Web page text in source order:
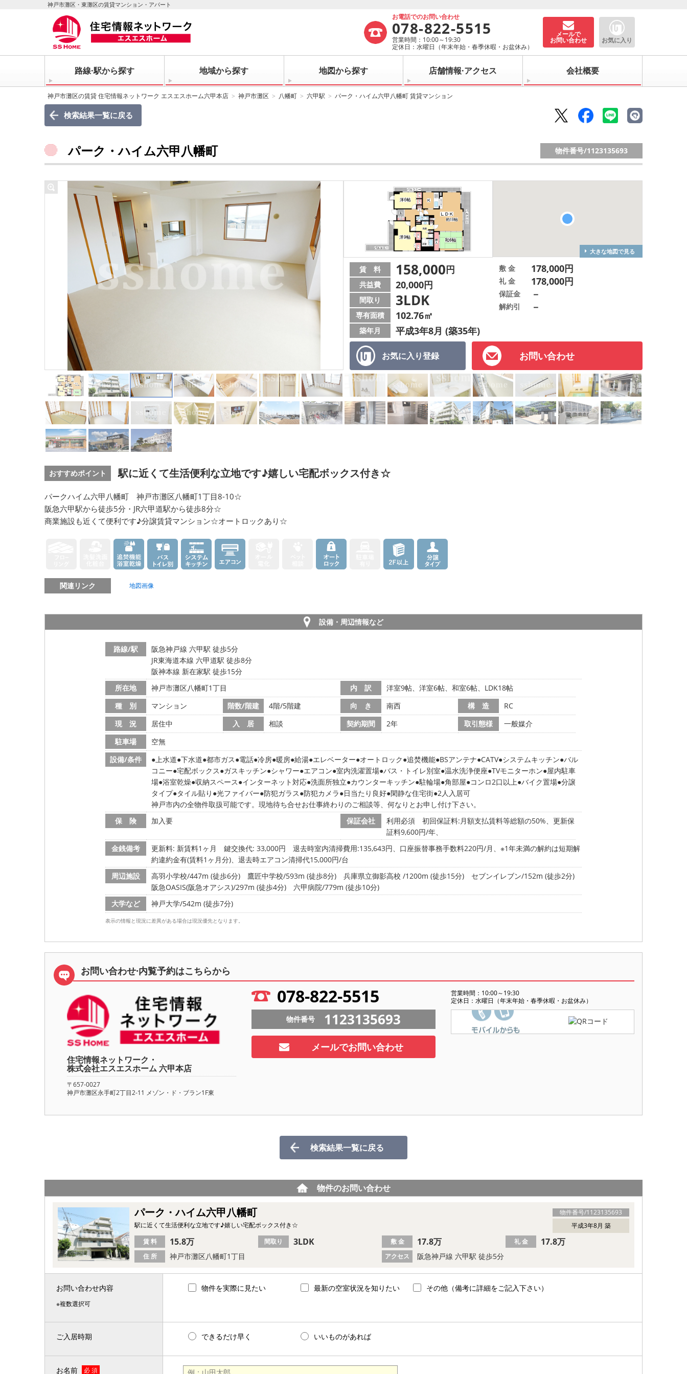
神戸市灘区・東灘区の賃貸マンション・アパート
お電話でのお問い合わせ
078-822-5515
営業時間：10:00～19:30
定休日：水曜日（年末年始・春季休暇・お盆休み）
メールで
お問い合わせ お気に入り
路線·駅から探す 地域から探す 地図から探す 店舗情報·アクセス 会社概要
神戸市灘区の賃貸 住宅情報ネットワーク エスエスホーム六甲本店 神戸市灘区 八幡町 六甲駅 パーク・ハイム六甲八幡町 賃貸マンション
検索結果一覧に戻る
パーク・ハイム六甲八幡町 物件番号/1123135693
大きな地図で見る
お気に入り登録 お問い合わせ
賃 料 158,000円
共益費 20,000円
間取り 3LDK
専有面積 102.76㎡
築年月 平成3年8月 (築35年)
敷 金 178,000円
礼 金 178,000円
保証金 －
解約引 －
おすすめポイント 駅に近くて生活便利な立地です♪嬉しい宅配ボックス付き☆
パークハイム六甲八幡町 神戸市灘区八幡町1丁目8-10☆
阪急六甲駅から徒歩5分・JR六甲道駅から徒歩8分☆
商業施設も近くて便利です♪分譲賃貸マンション☆オートロックあり☆
関連リンク 地図画像
設備・周辺情報など
路線/駅
阪急神戸線 六甲駅 徒歩5分
JR東海道本線 六甲道駅 徒歩8分
阪神本線 新在家駅 徒歩15分
所在地
神戸市灘区八幡町1丁目 内 訳
洋室9帖、洋室6帖、和室6帖、LDK18帖
種 別
マンション 階数/階建 4階/5階建 向 き 南西 構 造
RC
現 況
居住中 入 居 相談 契約期間 2年 取引態様
一般媒介
駐車場
空無
設備/条件
上水道 下水道 都市ガス 電話 冷房 暖房 給湯 エレベーター オートロック 追焚機能 BSアンテナ CATV システムキッチン バル
コニー 宅配ボックス ガスキッチン シャワー エアコン 室内洗濯置場 バス・トイレ別室 温水洗浄便座 TVモニターホン 屋内駐車
場 浴室乾燥 収納スペース インターネット対応 洗面所独立 カウンターキッチン 駐輪場 角部屋 コンロ2口以上 バイク置場 分譲
タイプ タイル貼り 光ファイバー 防犯ガラス 防犯カメラ 日当たり良好 閑静な住宅街 2人入居可
神戸市内の全物件取扱可能です。現地待ち合せお仕事終わりのご相談等、何なりとお申し付け下さい。
保 険
加入要 保証会社
利用必須 初回保証料:月額支払賃料等総額の50%、更新保
証料9,600円/年、
金銭備考
更新料: 新賃料1ヶ月 鍵交換代: 33,000円
退去時室内清掃費用:135,643円、口座振替事務手数料220円/月、※1年未満の解約は短期解
約違約金有(賃料1ヶ月分)、退去時エアコン清掃代15,000円/台
周辺施設
高羽小学校/447m (徒歩6分) 鷹匠中学校/593m (徒歩8分) 兵庫県立御影高校 /1200m (徒歩15分)
セブンイレブン/152m (徒歩2分)
阪急OASIS(阪急オアシス)/297m (徒歩4分)
六甲病院/779m (徒歩10分)
大学など
神戸大学/542m (徒歩7分)
表示の情報と現況に差異がある場合は現況優先となります。
お問い合わせ·内覧予約はこちらから
住宅情報ネットワーク・
株式会社エスエスホーム 六甲本店
〒657-0027
神戸市灘区永手町2丁目2-11 メゾン・ド・ブラン1F東
078-822-5515
営業時間：10:00～19:30
定休日：水曜日（年末年始・春季休暇・お盆休み）
物件番号 1123135693
メールでお問い合わせ
検索結果一覧に戻る
物件のお問い合わせ
物件番号/1123135693
パーク・ハイム六甲八幡町
平成3年8月 築
駅に近くて生活便利な立地です♪嬉しい宅配ボックス付き☆
住 所 神戸市灘区八幡町1丁目 アクセス 阪急神戸線 六甲駅 徒歩5分
賃 料 15.8万 間取り 3LDK 敷 金 17.8万 礼 金 17.8万
お問い合わせ内容
※複数選択可
物件を実際に見たい 最新の空室状況を知りたい その他（備考に詳細をご記入下さい）
ご入居時期 できるだけ早く いいものがあれば
お名前 必 須